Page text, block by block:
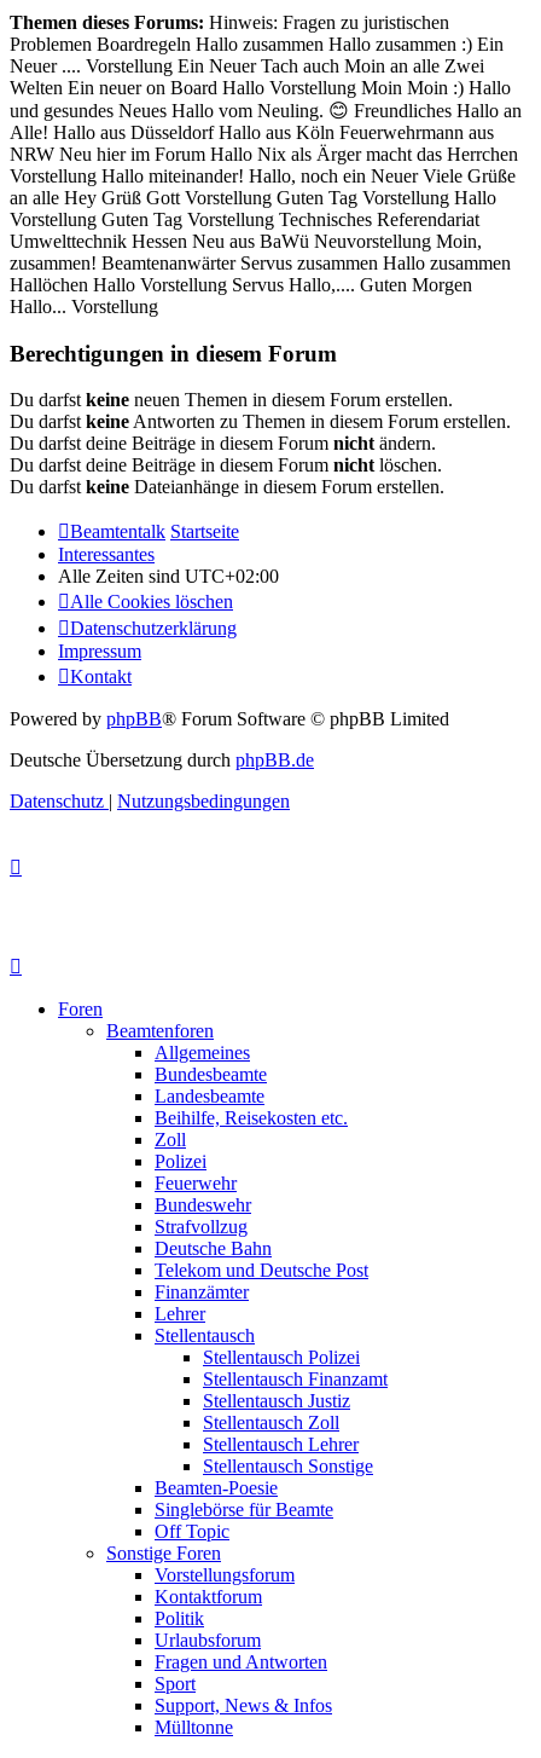
Themen dieses Forums: Hinweis: Fragen zu juristischen
Problemen Boardregeln Hallo zusammen Hallo zusammen :) Ein
Neuer .... Vorstellung Ein Neuer Tach auch Moin an alle Zwei
Welten Ein neuer on Board Hallo Vorstellung Moin Moin :) Hallo
und gesundes Neues Hallo vom Neuling. 😊 Freundliches Hallo an
Alle! Hallo aus Düsseldorf Hallo aus Köln Feuerwehrmann aus
NRW Neu hier im Forum Hallo Nix als Ärger macht das Herrchen
Vorstellung Hallo miteinander! Hallo, noch ein Neuer Viele Grüße
an alle Hey Grüß Gott Vorstellung Guten Tag Vorstellung Hallo
Vorstellung Guten Tag Vorstellung Technisches Referendariat
Umwelttechnik Hessen Neu aus BaWü Neuvorstellung Moin,
zusammen! Beamtenanwärter Servus zusammen Hallo zusammen
Hallöchen Hallo Vorstellung Servus Hallo,.... Guten Morgen
Hallo... Vorstellung
Berechtigungen in diesem Forum
Du darfst keine neuen Themen in diesem Forum erstellen.
Du darfst keine Antworten zu Themen in diesem Forum erstellen.
Du darfst deine Beiträge in diesem Forum nicht ändern.
Du darfst deine Beiträge in diesem Forum nicht löschen.
Du darfst keine Dateianhänge in diesem Forum erstellen.
Beamtentalk Startseite
Interessantes
Alle Zeiten sind UTC+02:00
Alle Cookies löschen
Datenschutzerklärung
Impressum
Kontakt
Powered by phpBB® Forum Software © phpBB Limited
Deutsche Übersetzung durch phpBB.de
Datenschutz | Nutzungsbedingungen
Foren
Beamtenforen
Allgemeines
Bundesbeamte
Landesbeamte
Beihilfe, Reisekosten etc.
Zoll
Polizei
Feuerwehr
Bundeswehr
Strafvollzug
Deutsche Bahn
Telekom und Deutsche Post
Finanzämter
Lehrer
Stellentausch
Stellentausch Polizei
Stellentausch Finanzamt
Stellentausch Justiz
Stellentausch Zoll
Stellentausch Lehrer
Stellentausch Sonstige
Beamten-Poesie
Singlebörse für Beamte
Off Topic
Sonstige Foren
Vorstellungsforum
Kontaktforum
Politik
Urlaubsforum
Fragen und Antworten
Sport
Support, News & Infos
Mülltonne